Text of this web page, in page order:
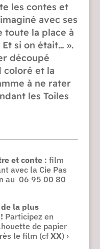
les contes et
avec ses
toute la place à
si on était… ».
découpé
coloré et la
à ne rater
les Toiles
et conte: film
avec la Cie Pas
au 06 95 00 80
la plus
Participez en
de papier
le film (cfXX) ›